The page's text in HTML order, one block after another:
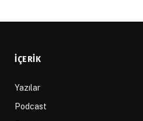
İÇERIK
Yazılar
Podcast